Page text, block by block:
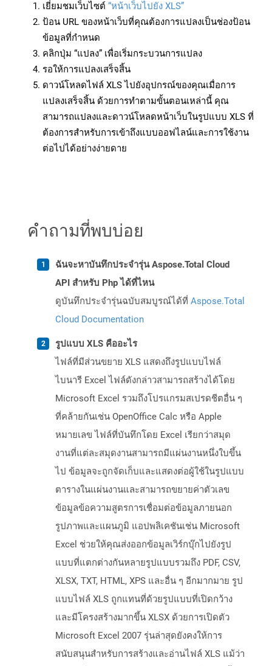
เยี่ยมชมเว็บไซต์ “หน้าเว็บไปยัง XLS”
ป้อน URL ของหน้าเว็บที่คุณต้องการแปลงเป็นช่องป้อน
ข้อมูลที่กำหนด
คลิกปุ่ม “แปลง” เพื่อเริ่มกระบวนการแปลง
รอให้การแปลงเสร็จสิ้น
ดาวน์โหลดไฟล์ XLS ไปยังอุปกรณ์ของคุณเมื่อการ
แปลงเสร็จสิ้น ด้วยการทำตามขั้นตอนเหล่านี้ คุณ
สามารถแปลงและดาวน์โหลดหน้าเว็บในรูปแบบ XLS ที่
ต้องการสำหรับการเข้าถึงแบบออฟไลน์และการใช้งาน
ต่อไปได้อย่างง่ายดาย
คำถามที่พบบ่อย
ฉันจะหาบันทึกประจำรุ่น Aspose.Total Cloud
API สำหรับ Php ได้ที่ไหน
ดูบันทึกประจำรุ่นฉบับสมบูรณ์ได้ที่ Aspose.Total
Cloud Documentation
รูปแบบ XLS คืออะไร
ไฟล์ที่มีส่วนขยาย XLS แสดงถึงรูปแบบไฟล์
ไบนารี Excel ไฟล์ดังกล่าวสามารถสร้างได้โดย
Microsoft Excel รวมถึงโปรแกรมสเปรดชีตอื่น ๆ
ที่คล้ายกันเช่น OpenOffice Calc หรือ Apple
หมายเลข ไฟล์ที่บันทึกโดย Excel เรียกว่าสมุด
งานที่แต่ละสมุดงานสามารถมีแผ่นงานหนึ่งใบขึ้น
ไป ข้อมูลจะถูกจัดเก็บและแสดงต่อผู้ใช้ในรูปแบบ
ตารางในแผ่นงานและสามารถขยายค่าตัวเลข
ข้อมูลข้อความสูตรการเชื่อมต่อข้อมูลภายนอก
รูปภาพและแผนภูมิ แอปพลิเคชันเช่น Microsoft
Excel ช่วยให้คุณส่งออกข้อมูลเวิร์กบุ๊กไปยังรูป
แบบที่แตกต่างกันหลายรูปแบบรวมถึง PDF, CSV,
XLSX, TXT, HTML, XPS และอื่น ๆ อีกมากมาย รูป
แบบไฟล์ XLS ถูกแทนที่ด้วยรูปแบบที่เปิดกว้าง
และมีโครงสร้างมากขึ้น XLSX ด้วยการเปิดตัว
Microsoft Excel 2007 รุ่นล่าสุดยังคงให้การ
สนับสนุนสำหรับการสร้างและอ่านไฟล์ XLS แม้ว่า